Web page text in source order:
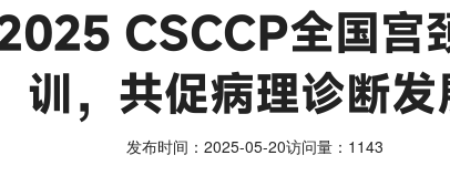
CSCCP全国宫
训，共促病理诊断发
发布时间：2025-05-20访问量：1143